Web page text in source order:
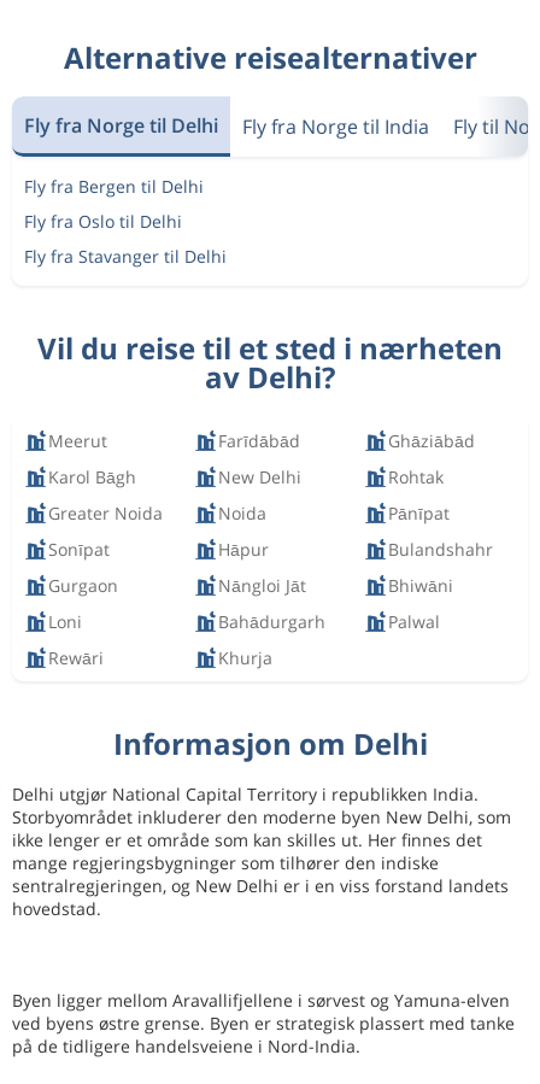
Alternative reisealternativer
Fly fra Norge til Delhi Fly fra Norge til India Fly til
Fly fra Bergen til Delhi
Fly fra Oslo til Delhi
Fly fra Stavanger til Delhi
Vil du reise til et sted i nærheten
av Delhi?
Meerut Farīdābād
Ghāziābād
Karol Bāgh
New Delhi
Rohtak
Greater Noida
Noida
Pānīpat
Sonīpat
Hāpur
Bulandshahr
Gurgaon
Nāngloi Jāt
Bhiwāni
Loni
Bahādurgarh
Palwal
Rewāri
Khurja
Informasjon om Delhi
Delhi utgjør National Capital Territory i republikken India.
Storbyområdet inkluderer den moderne byen New Delhi, som
ikke lenger er et område som kan skilles ut. Her finnes det
mange regjeringsbygninger som tilhører den indiske
sentralregjeringen, og New Delhi er i en viss forstand landets
hovedstad.
Byen ligger mellom Aravallifjellene i sørvest og Yamuna-elven
ved byens østre grense. Byen er strategisk plassert med tanke
på de tidligere handelsveiene i Nord-India.